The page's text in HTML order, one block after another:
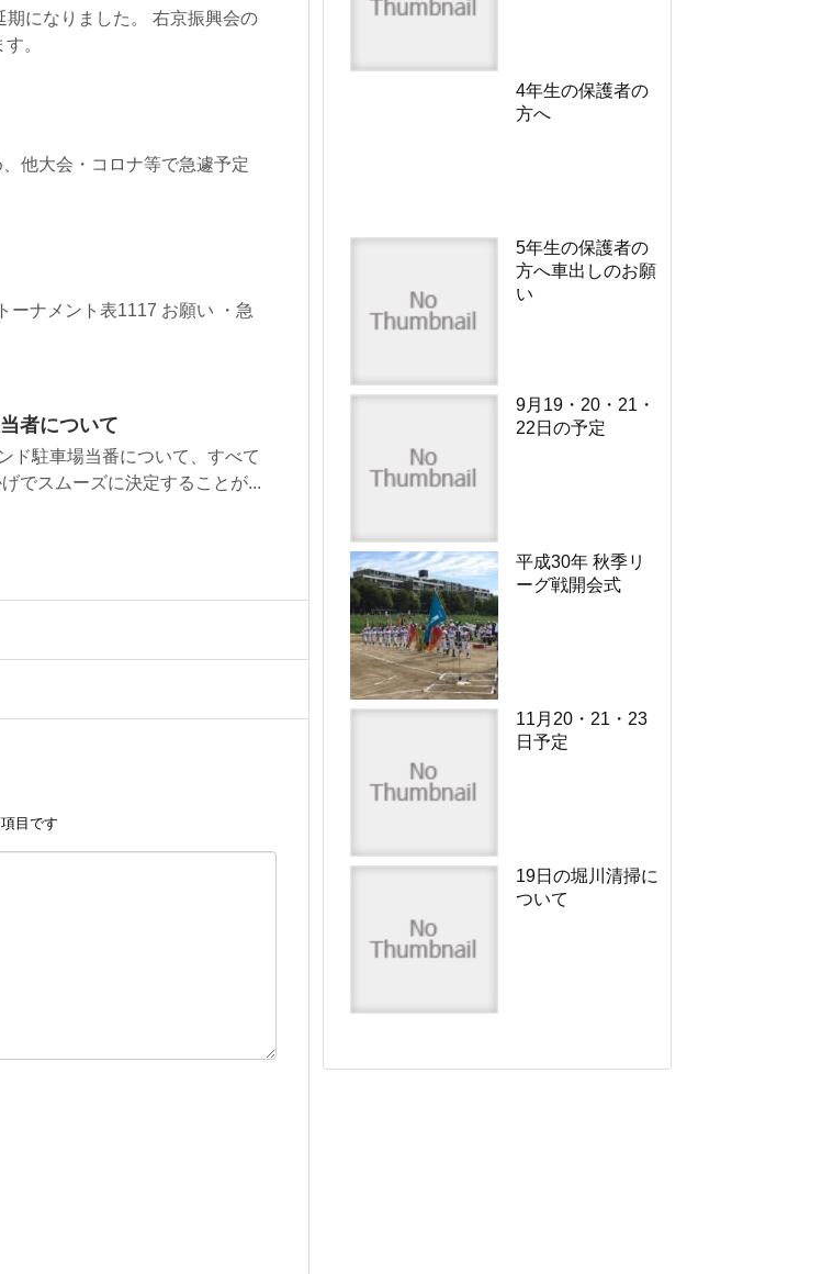
になりました。 右京振興会の
。
他大会・コロナ等で急遽予定
ーナメント表1117 お願い ・急
者について
ド駐車場当番について、すべて
でスムーズに決定することが...
目です
4年生の保護者の
方へ
5年生の保護者の
方へ車出しのお願
い
9月19・20・21・
22日の予定
平成30年 秋季リ
ーグ戦開会式
11月20・21・23
日予定
19日の堀川清掃に
ついて